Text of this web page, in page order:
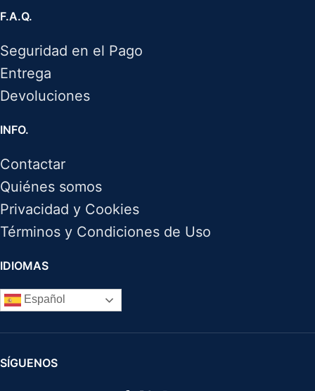
F.A.Q.
Seguridad en el Pago
Entrega
Devoluciones
INFO.
Contactar
Quiénes somos
Privacidad y Cookies
Términos y Condiciones de Uso
IDIOMAS
Español
SÍGUENOS